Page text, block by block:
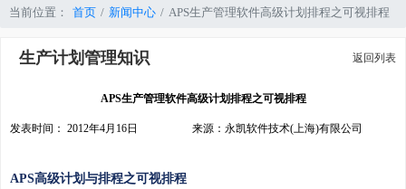
当前位置： 首页 新闻中心 APS生产管理软件高级计划排程之可视排程
生产计划管理知识 返回列表
APS生产管理软件高级计划排程之可视排程
发表时间： 2012年4月16日 来源：永凯软件技术(上海)有限公司
APS高级计划与排程之可视排程